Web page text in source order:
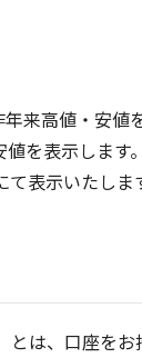
2
来高値・安値
を表示します。
表示いたしま
とは、口座を